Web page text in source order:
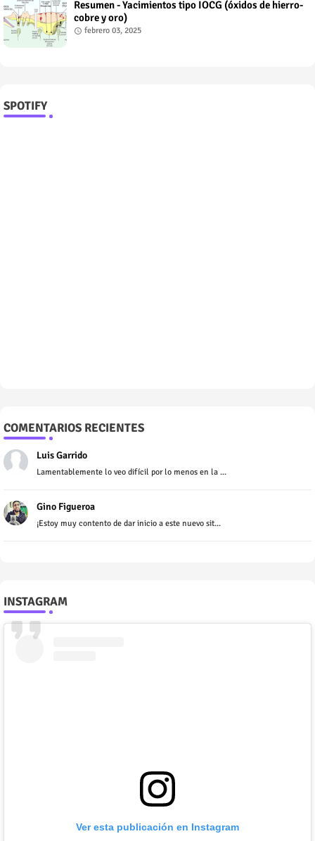
Resumen - Yacimientos tipo IOCG (óxidos de hierro-
cobre y oro)
febrero 03, 2025
SPOTIFY
COMENTARIOS RECIENTES
Luis Garrido
Lamentablemente lo veo difícil por lo menos en la ...
Gino Figueroa
¡Estoy muy contento de dar inicio a este nuevo sit...
INSTAGRAM
Ver esta publicación en Instagram